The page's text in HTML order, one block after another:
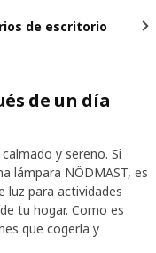
de escritorio
de un día
y sereno. Si
lámpara NÖDMAST, es
luz para actividades
tu hogar. Como es
que cogerla y